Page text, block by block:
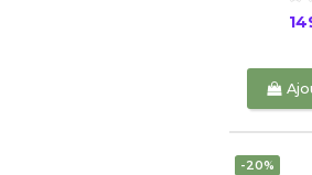
-20%